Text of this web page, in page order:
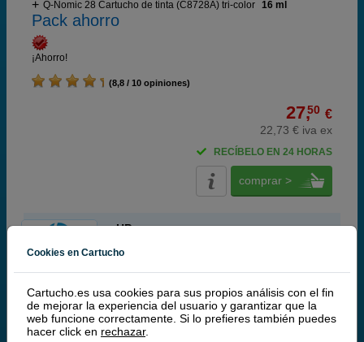
Q-Nomic 28 Cartucho de tinta (C8728A) tri-color 16 ml
Pack ahorro
¡Ahorro!
(8,8 / 10 opiniones)
27,50 €
22,73 € iva ex
RECÍBELO EN 24 HORAS
comprar >
HP
Cookies en Cartucho
Cartucho.es usa cookies para sus propios análisis con el fin
de mejorar la experiencia del usuario y garantizar que la
web funcione correctamente. Si lo prefieres también puedes
hacer click en rechazar.